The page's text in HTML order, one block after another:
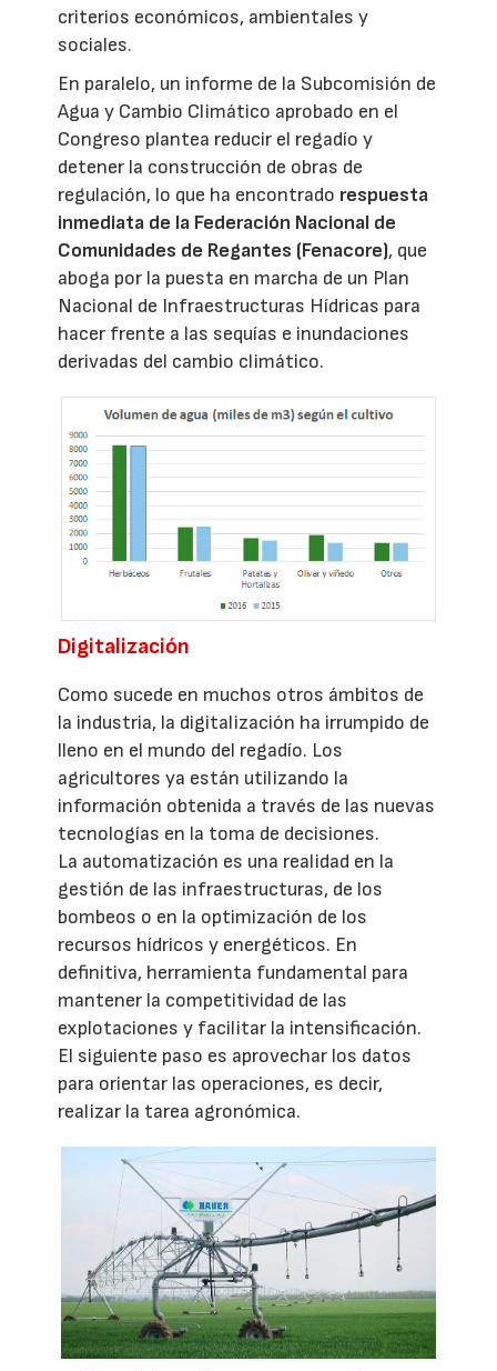
criterios económicos, ambientales y
sociales.
En paralelo, un informe de la Subcomisión de
Agua y Cambio Climático aprobado en el
Congreso plantea reducir el regadío y
detener la construcción de obras de
regulación, lo que ha encontrado respuesta
inmediata de la Federación Nacional de
Comunidades de Regantes (Fenacore), que
aboga por la puesta en marcha de un Plan
Nacional de Infraestructuras Hídricas para
hacer frente a las sequías e inundaciones
derivadas del cambio climático.
Digitalización
Como sucede en muchos otros ámbitos de
la industria, la digitalización ha irrumpido de
lleno en el mundo del regadío. Los
agricultores ya están utilizando la
información obtenida a través de las nuevas
tecnologías en la toma de decisiones.
La automatización es una realidad en la
gestión de las infraestructuras, de los
bombeos o en la optimización de los
recursos hídricos y energéticos. En
definitiva, herramienta fundamental para
mantener la competitividad de las
explotaciones y facilitar la intensificación.
El siguiente paso es aprovechar los datos
para orientar las operaciones, es decir,
realizar la tarea agronómica.